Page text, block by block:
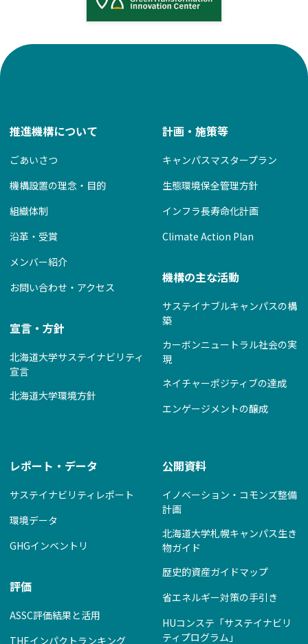
推進機構について
ごあいさつ
機構設置の理念・目的
組織体制
沿革・受賞
メンバー紹介
お問い合わせ・アクセス
宣言・方針
北海道大学サステイナビリティ
宣言
北海道大学環境方針
計画・施策等
キャンパスマスタープラン
生態環境保全管理方針
インフラ長寿命化計画
Climate Action Plan
機構の主な活動
サステイナブルキャンパスの構
築
カーボンニュートラル社会の実
現
ネイチャーポジティブの達成
エンゲージメントの醸成
レポート・データ
サステイナビリティレポート
環境データ
GHGインベントリ
評価
ASSC評価結果と活用
THEインパクトランキング
公開資料
イノベーション・コモンズ整備
計画
北海道大学札幌キャンパス生き
物ガイド
歴史的資産ガイドマップ
省エネルギー対策の手引き
HUコンステ「サステイナビリ
ティプログラム」